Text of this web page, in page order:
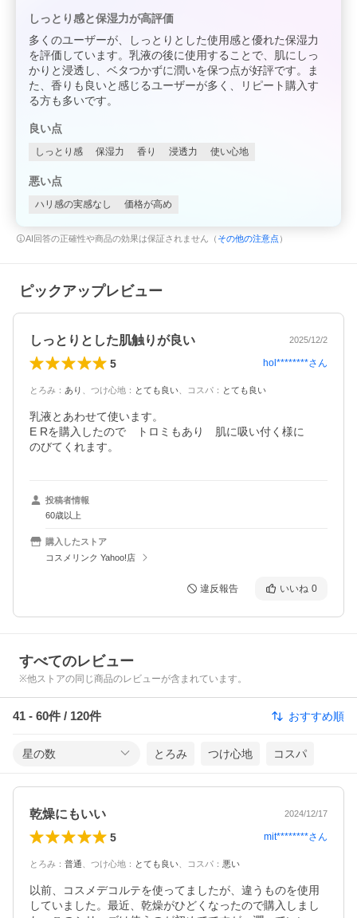
しっとり感と保湿力が高評価
多くのユーザーが、しっとりとした使用感と優れた保湿力
を評価しています。乳液の後に使用することで、肌にしっ
かりと浸透し、ベタつかずに潤いを保つ点が好評です。ま
た、香りも良いと感じるユーザーが多く、リピート購入す
る方も多いです。
良い点
しっとり感 保湿力 香り 浸透力 使い心地
悪い点
ハリ感の実感なし 価格が高め
AI回答の正確性や商品の効果は保証されません（ その他の注意点 ）
ピックアップレビュー
しっとりとした肌触りが良い 2025/12/2
5 hol********さん
とろみ ： あり つけ心地 ： とても良い コスパ ： とても良い
乳液とあわせて使います。
E Rを購入したので　トロミもあり　肌に吸い付く様に
のびてくれます。
投稿者情報
60歳以上
購入したストア
コスメリンク Yahoo!店
違反報告 いいね 0
すべてのレビュー
※他ストアの同じ商品のレビューが含まれています。
41 - 60件 / 120件 おすすめ順
星の数 とろみ つけ心地 コスパ
乾燥にもいい 2024/12/17
5 mit********さん
とろみ ： 普通 つけ心地 ： とても良い コスパ ： 悪い
以前、コスメデコルテを使ってましたが、違うものを使用
していました。最近、乾燥がひどくなったので購入しまし